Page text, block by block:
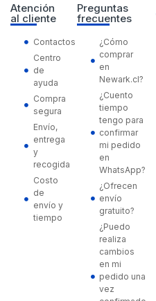
Atención
al cliente
Contactos
Centro
de
ayuda
Compra
segura
Envío,
entrega
y
recogida
Costo
de
envío y
tiempo
Preguntas
frecuentes
¿Cómo
comprar
en
Newark.cl?
¿Cuento
tiempo
tengo para
confirmar
mi pedido
en
WhatsApp?
¿Ofrecen
envío
gratuito?
¿Puedo
realiza
cambios
en mi
pedido una
vez